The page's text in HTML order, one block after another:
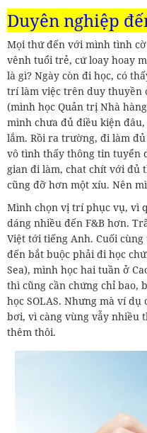
Duyên nghiệp
Mọi thứ đến với mình tình
vênh tuổi trẻ, cứ loay hoay
là gì? Ngày còn đi học, có
trí làm việc trên duy thuyền
(mình học Quản trị Nhà
mình chưa đủ điều kiện
lắm. Rồi ra trường, đi làm
vô tình thấy thông tin tuyển
gian đi làm, chat chít với đủ
cũng đỡ hơn một xíu. Nên
Mình chọn vị trí phục vụ, vì
dáng nhiều đến F&B hơn.
Việt tới tiếng Anh. Cuối
đến bắt buộc phải đi học
Sea), mình học hai tuần ở
thì cũng cần chứng chỉ bao,
học SOLAS. Nhưng mà ví
bơi, vì càng vùng vẫy nhiều
thêm thôi.